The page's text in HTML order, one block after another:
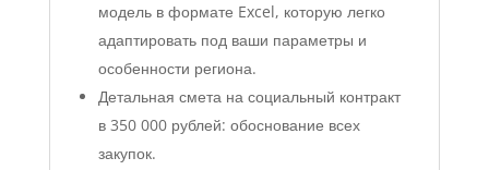
модель в формате Excel, которую легко
адаптировать под ваши параметры и
особенности региона.
Детальная смета на социальный контракт
в 350 000 рублей: обоснование всех
закупок.